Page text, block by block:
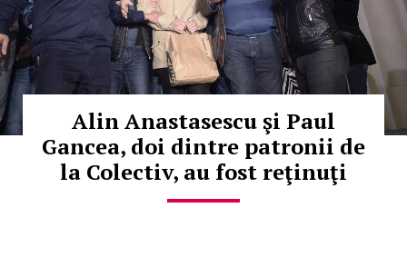
Alin Anastasescu şi Paul
Gancea, doi dintre patronii de
la Colectiv, au fost reţinuţi